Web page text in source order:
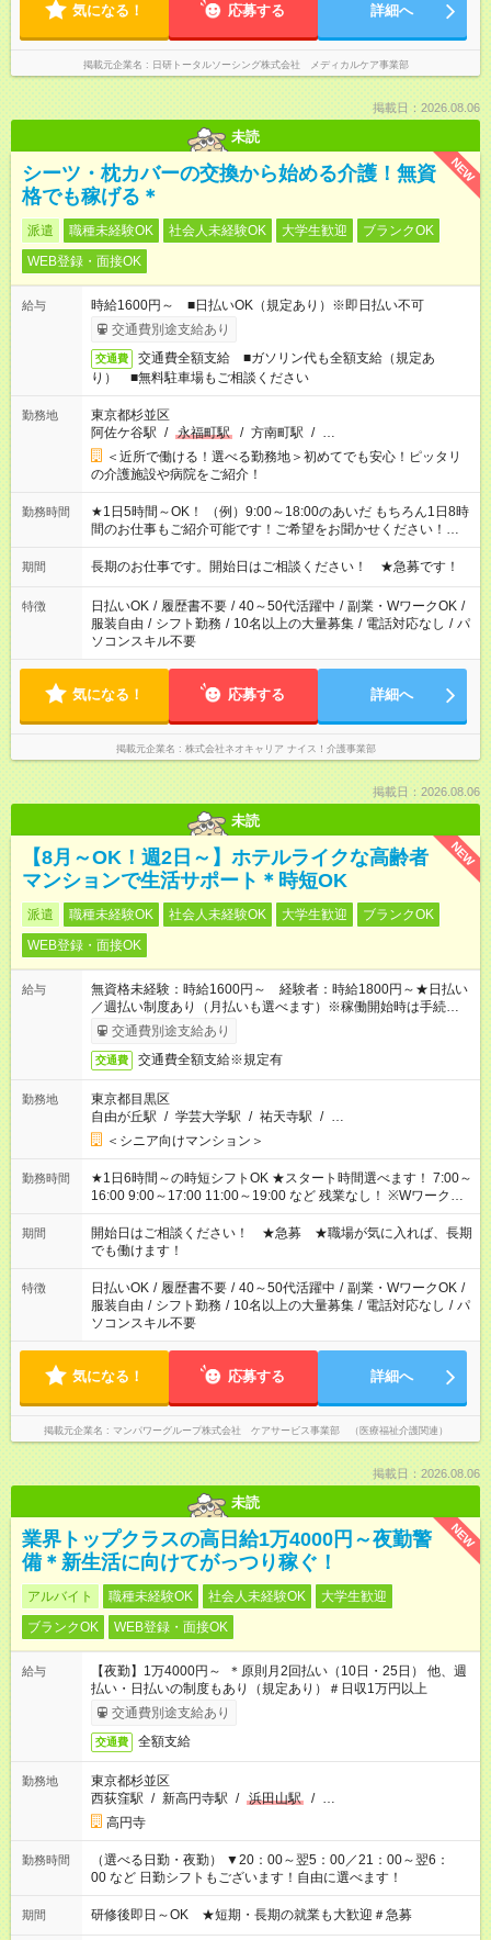
気になる！ 応募する 詳細へ
掲載元企業名 日研トータルソーシング株式会社 メディカルケア事業部
掲載日：2026.08.06
未読
NEW
シーツ・枕カバーの交換から始める介護！無資
格でも稼げる＊
派遣 職種未経験OK 社会人未経験OK 大学生歓迎
ブランクOK
WEB登録・面接OK
給与
時給1600円～ ■日払いOK（規定あり）※即日払い不可
交通費別途支給あり
交通費
交通費全額支給 ■ガソリン代も全額支給（規定あ
り） ■無料駐車場もご相談ください
勤務地
東京都杉並区
阿佐ケ谷駅 / 永福町駅 / 方南町駅 / …
＜近所で働ける！選べる勤務地＞初めてでも安心！ピッタリ
の介護施設や病院をご紹介！
勤務時間
★1日5時間～OK！ （例）9:00～18:00のあいだ もちろん1日8時
間のお仕事もご紹介可能です！ご希望をお聞かせください！★家
庭の都合でお休みが必要な場合も遠慮なくご相談ください。 ※
週最低15時間以上の勤務が必要です
期間 長期のお仕事です。開始日はご相談ください！ ★急募です！
特徴 日払いOK / 履歴書不要 / 40～50代活躍中 / 副業・WワークOK /
服装自由 / シフト勤務 / 10名以上の大量募集 / 電話対応なし / パ
ソコンスキル不要
気になる！ 応募する 詳細へ
掲載元企業名 株式会社ネオキャリア ナイス！介護事業部
掲載日：2026.08.06
未読
NEW
【8月～OK！週2日～】ホテルライクな高齢者
マンションで生活サポート＊時短OK
派遣 職種未経験OK 社会人未経験OK 大学生歓迎
ブランクOK
WEB登録・面接OK
給与
無資格未経験：時給1600円～ 経験者：時給1800円～★日払い
／週払い制度あり（月払いも選べます）※稼働開始時は手続き完
了次第のお支払いとなります。
交通費別途支給あり
交通費 交通費全額支給※規定有
勤務地
東京都目黒区
自由が丘駅 / 学芸大学駅 / 祐天寺駅 / …
＜シニア向けマンション＞
勤務時間
★1日6時間～の時短シフトOK ★スタート時間選べます！ 7:00～
16:00 9:00～17:00 11:00～19:00 など 残業なし！ ※Wワークの
場合、他のお仕事と合わせ週40時間超の就業はご案内できませ
ん ※法令に基づき、週20時間以上勤務は社会保険への加入対象
となります ※労働者派遣法（日雇い派遣の原則禁止）により、
短時間・短期間の就業はご案内が難しい場合があります
期間
開始日はご相談ください！ ★急募 ★職場が気に入れば、長期
でも働けます！
特徴 日払いOK / 履歴書不要 / 40～50代活躍中 / 副業・WワークOK /
服装自由 / シフト勤務 / 10名以上の大量募集 / 電話対応なし / パ
ソコンスキル不要
気になる！ 応募する 詳細へ
掲載元企業名 マンパワーグループ株式会社 ケアサービス事業部 （医療福祉介護関連）
掲載日：2026.08.06
未読
NEW
業界トップクラスの高日給1万4000円～夜勤警
備＊新生活に向けてがっつり稼ぐ！
アルバイト 職種未経験OK 社会人未経験OK
大学生歓迎
ブランクOK
WEB登録・面接OK
給与
【夜勤】1万4000円～ ＊原則月2回払い（10日・25日） 他、週
払い・日払いの制度もあり（規定あり）＃日収1万円以上
交通費別途支給あり
交通費 全額支給
勤務地
東京都杉並区
西荻窪駅 / 新高円寺駅 / 浜田山駅 / …
高円寺
勤務時間
（選べる日勤・夜勤） ▼20：00～翌5：00／21：00～翌6：
00 など 日勤シフトもございます！自由に選べます！
期間 研修後即日～OK ★短期・長期の就業も大歓迎＃急募